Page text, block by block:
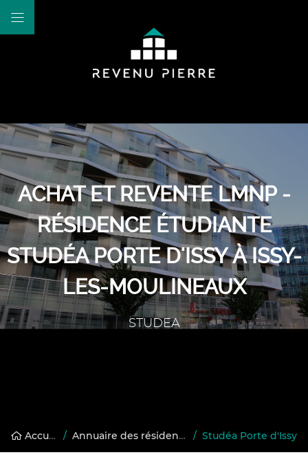
ACHAT ET REVENTE LMNP -
RÉSIDENCE ÉTUDIANTE
STUDÉA PORTE D'ISSY À ISSY-
LES-MOULINEAUX
STUDEA
Accueil / Annuaire des résidences gérées / Studéa Porte d'Issy